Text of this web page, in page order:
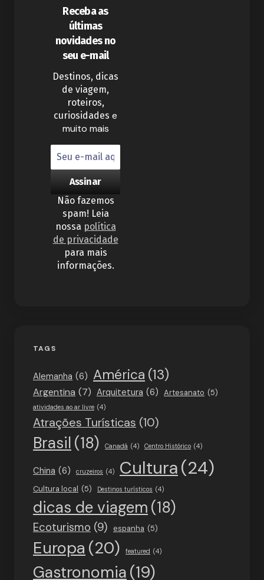
Receba as
últimas
novidades no
seu e-mail
Destinos, dicas
de viagem,
roteiros,
curiosidades e
muito mais
Não fazemos
spam! Leia
nossa política
de privacidade
para mais
informações.
TAGS
Alemanha (6) América (13)
Argentina (7) Arquitetura (6) Artesanato (5)
atividades ao ar livre (4)
Atrações Turísticas (10)
Brasil (18) Canadá (4) Centro Histórico (4)
China (6) cruzeiros (4) Cultura(24)
Cultura local (5) Destinos turísticos (4)
dicas de viagem (18)
Ecoturismo (9) espanha (5)
Europa (20) featured (4)
Gastronomia (19)